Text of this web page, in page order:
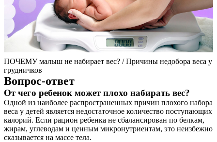
ПОЧЕМУ малыш не набирает вес? / Причины недобора веса у
грудничков
Вопрос-ответ
От чего ребенок может плохо набирать вес?
Одной из наиболее распространенных причин плохого набора
веса у детей является недостаточное количество поступающих
калорий. Если рацион ребенка не сбалансирован по белкам,
жирам, углеводам и ценным микронутриентам, это неизбежно
сказывается на массе тела.